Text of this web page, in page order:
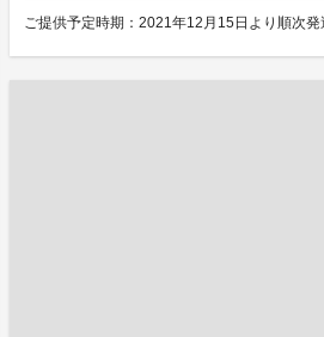
ご提供予定時期：2021年12月15日より順次発